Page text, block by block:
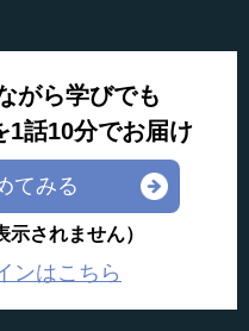
がら学びでも
1話10分でお届け
てみる
示されません）
ンはこちら